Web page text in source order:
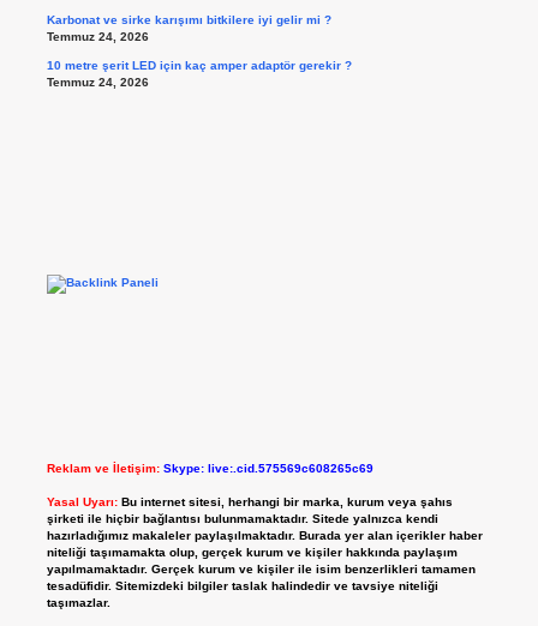
Karbonat ve sirke karışımı bitkilere iyi gelir mi ?
Temmuz 24, 2026
10 metre şerit LED için kaç amper adaptör gerekir ?
Temmuz 24, 2026
Reklam ve İletişim: Skype: live:.cid.575569c608265c69
Yasal Uyarı: Bu internet sitesi, herhangi bir marka, kurum veya şahıs
şirketi ile hiçbir bağlantısı bulunmamaktadır. Sitede yalnızca kendi
hazırladığımız makaleler paylaşılmaktadır. Burada yer alan içerikler haber
niteliği taşımamakta olup, gerçek kurum ve kişiler hakkında paylaşım
yapılmamaktadır. Gerçek kurum ve kişiler ile isim benzerlikleri tamamen
tesadüfidir. Sitemizdeki bilgiler taslak halindedir ve tavsiye niteliği
taşımazlar.